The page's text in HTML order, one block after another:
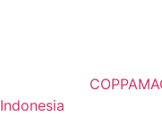
Indonesia